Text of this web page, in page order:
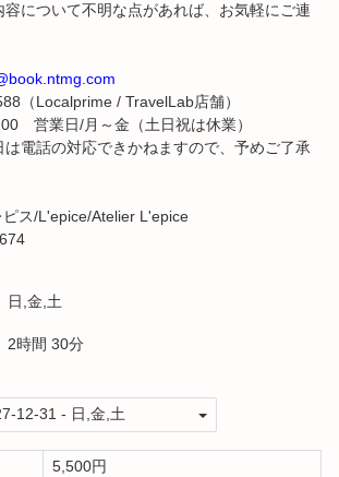
容について不明な点があれば、お気軽にご連
（Localprime / TravelLab店舗）
営業日/月～金（土日祝は休業）
電話の対応できかねますので、予めご了承
ス/L'epice/Atelier L'epice
日,金,土
2時間 30分
5,500円